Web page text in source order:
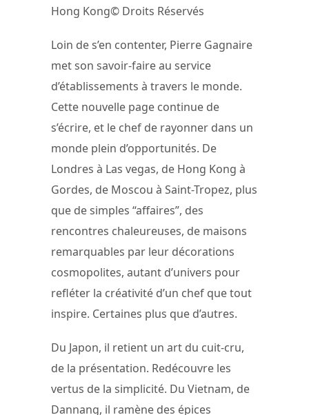
Hong Kong© Droits Réservés
Loin de s’en contenter, Pierre Gagnaire
met son savoir-faire au service
d’établissements à travers le monde.
Cette nouvelle page continue de
s’écrire, et le chef de rayonner dans un
monde plein d’opportunités. De
Londres à Las vegas, de Hong Kong à
Gordes, de Moscou à Saint-Tropez, plus
que de simples “affaires”, des
rencontres chaleureuses, de maisons
remarquables par leur décorations
cosmopolites, autant d’univers pour
refléter la créativité d’un chef que tout
inspire. Certaines plus que d’autres.
Du Japon, il retient un art du cuit-cru,
de la présentation. Redécouvre les
vertus de la simplicité. Du Vietnam, de
Dannang, il ramène des épices